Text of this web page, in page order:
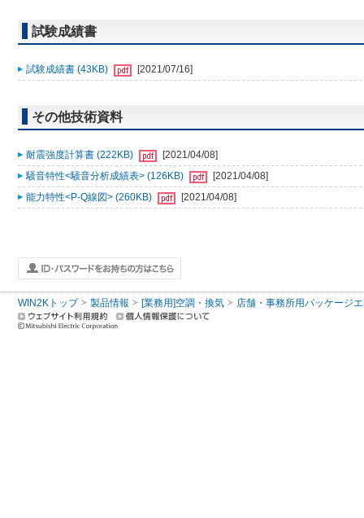
試験成績書
試験成績書 (43KB) [2021/07/16]
その他技術資料
耐震強度計算書 (222KB)
[2021/04/08]
騒音特性<騒音分析成績表> (126KB)
[2021/04/08]
能力特性<P-Q線図> (260KB)
[2021/04/08]
WIN2Kトップ 製品情報 [業務用]空調・換気 店舗・事務所用パッケージ